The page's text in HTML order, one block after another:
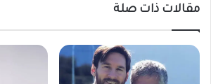
مقالات ذات صلة